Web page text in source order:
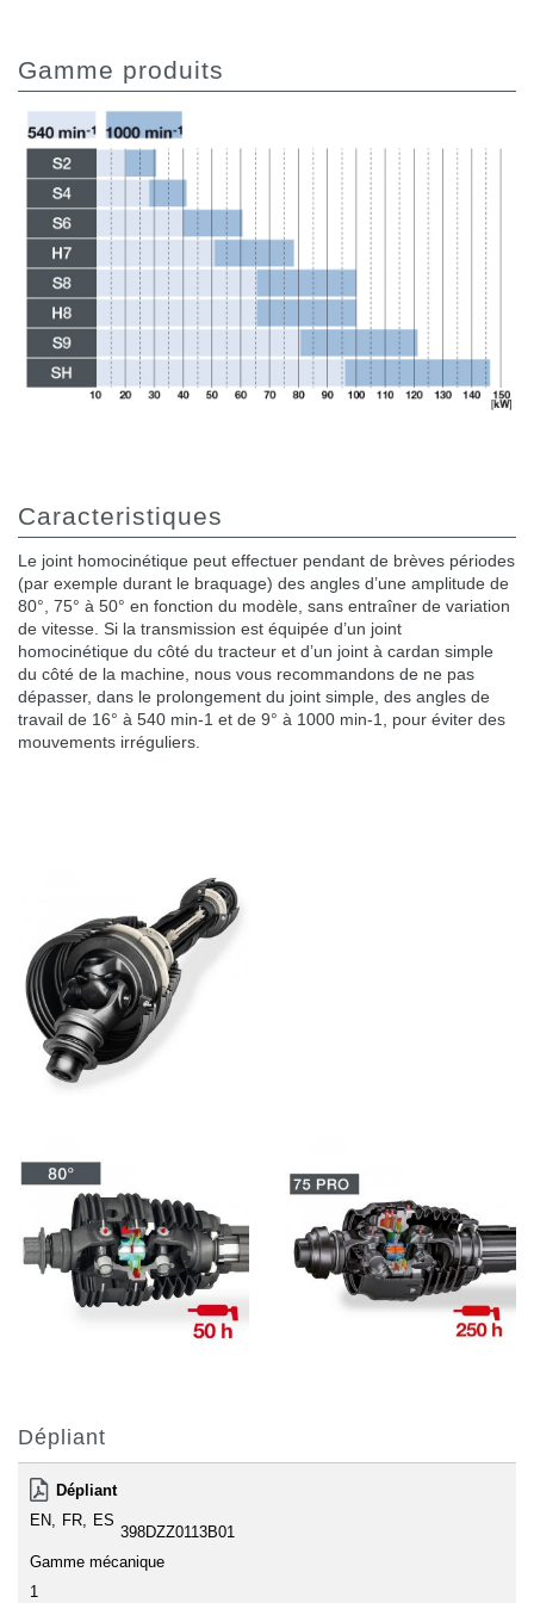
Gamme produits
Caracteristiques
Le joint homocinétique peut effectuer pendant de brèves périodes
(par exemple durant le braquage) des angles d’une amplitude de
80°, 75° à 50° en fonction du modèle, sans entraîner de variation
de vitesse. Si la transmission est équipée d’un joint
homocinétique du côté du tracteur et d’un joint à cardan simple
du côté de la machine, nous vous recommandons de ne pas
dépasser, dans le prolongement du joint simple, des angles de
travail de 16° à 540 min-1 et de 9° à 1000 min-1, pour éviter des
mouvements irréguliers.
Dépliant
Dépliant
EN
FR ES
398DZZ0113B01
Gamme mécanique
1